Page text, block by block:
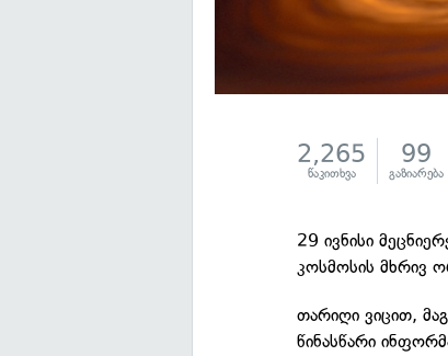
2,265
წაკითხვა
99
გაზიარება
29 ივნისი
კოსმოსის მხრივ
თარიღი ვიცით,
წინასწარი